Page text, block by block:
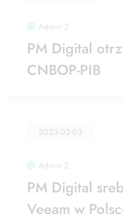
Admin 2
PM Digital
CNBOP-PIB
2023-02-03
Admin 2
PM Digital
Veeam w